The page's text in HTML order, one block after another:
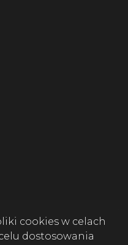
cookies w celach
dostosowania